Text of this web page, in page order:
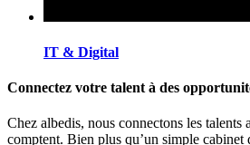
IT & Digital
Connectez votre talent à des
Chez albedis, nous connectons les talents
comptent. Bien plus qu’un simple cabinet